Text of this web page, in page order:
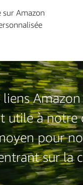
sur Amazon
liens
utile à
pour
sur la